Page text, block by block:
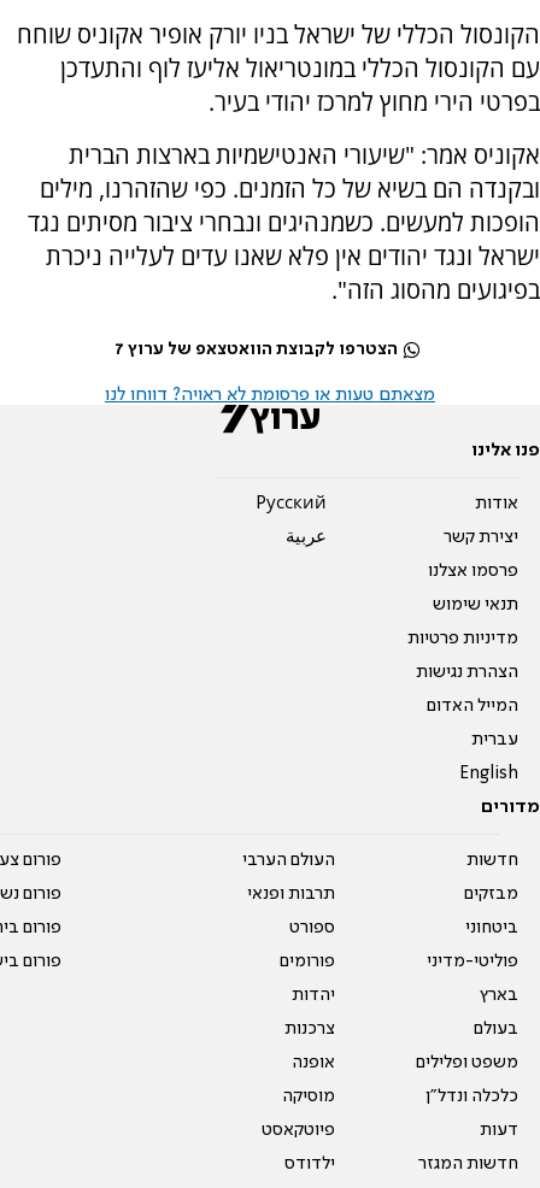
הקונסול הכללי של ישראל בניו יורק אופיר אקוניס שוחח
עם הקונסול הכללי במונטריאול אליעז לוף והתעדכן
בפרטי הירי מחוץ למרכז יהודי בעיר.
אקוניס אמר: "שיעורי האנטישמיות בארצות הברית
ובקנדה הם בשיא של כל הזמנים. כפי שהזהרנו, מילים
הופכות למעשים. כשמנהיגים ונבחרי ציבור מסיתים נגד
ישראל ונגד יהודים אין פלא שאנו עדים לעלייה ניכרת
בפיגועים מהסוג הזה".
הצטרפו לקבוצת הוואטצאפ של ערוץ 7
מצאתם טעות או פרסומת לא ראויה? דווחו לנו
פנו אלינו
אודות
יצירת קשר
פרסמו אצלנו
תנאי שימוש
מדיניות פרטיות
הצהרת נגישות
המייל האדום
עברית
English
Pусский
عربية
מדורים
חדשות
מבזקים
ביטחוני
פוליטי-מדיני
בארץ
בעולם
משפט ופלילים
כלכלה ונדל"ן
דעות
חדשות המגזר
העולם הערבי
תרבות ופנאי
ספורט
פורומים
יהדות
צרכנות
אופנה
מוסיקה
פיוטקאסט
ילדודס
פורום
פורום
פורום
פורום